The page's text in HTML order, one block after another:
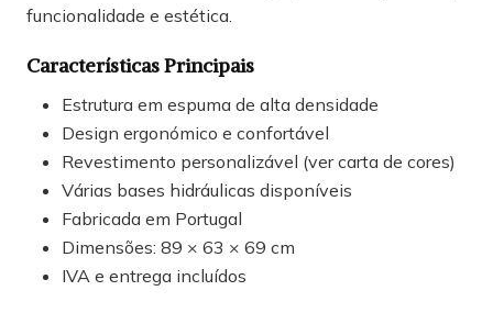
funcionalidade e estética.
Características Principais
Estrutura em espuma de alta densidade
Design ergonómico e confortável
Revestimento personalizável (ver carta de cores)
Várias bases hidráulicas disponíveis
Fabricada em Portugal
Dimensões: 89 × 63 × 69 cm
IVA e entrega incluídos